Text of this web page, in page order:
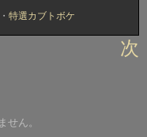
・ 特選カブトボケ
次
せん。